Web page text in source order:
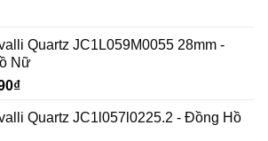
Quartz JC1L059M0055 28mm -
Nữ
₫
Quartz JC1l057l0225.2 - Đồng Hồ